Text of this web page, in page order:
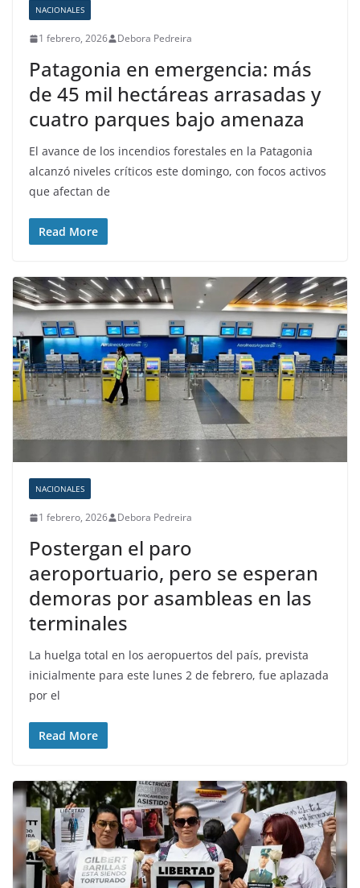
NACIONALES
1 febrero, 2026 Debora Pedreira
Patagonia en emergencia: más
de 45 mil hectáreas arrasadas y
cuatro parques bajo amenaza
El avance de los incendios forestales en la Patagonia
alcanzó niveles críticos este domingo, con focos activos
que afectan de
Read More
NACIONALES
1 febrero, 2026 Debora Pedreira
Postergan el paro
aeroportuario, pero se esperan
demoras por asambleas en las
terminales
La huelga total en los aeropuertos del país, prevista
inicialmente para este lunes 2 de febrero, fue aplazada
por el
Read More